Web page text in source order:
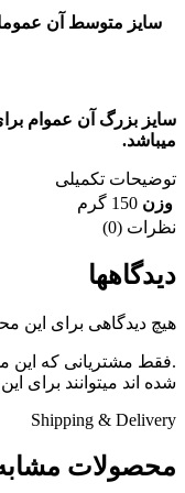
میباشد.
توضیحات تکمیلی
وزن 150 گرم
نظرات (0)
دیدگاهها
هیچ دیدگاهی برای
.فقط مشتریانی که این
شده اند میتوانند برای
Shipping & Delivery
محصولات